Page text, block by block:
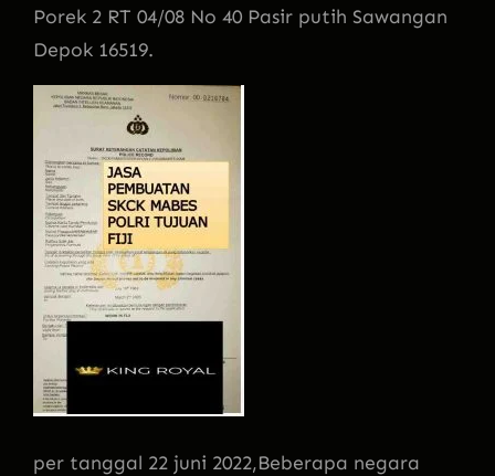
Porek 2 RT 04/08 No 40 Pasir putih Sawangan
Depok 16519.
per tanggal 22 juni 2022,Beberapa negara